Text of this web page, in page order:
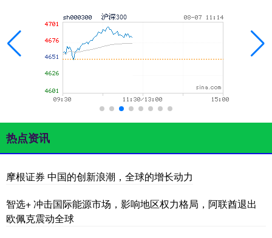
热点资讯
摩根证券 中国的创新浪潮，全球的增长动力
智选+ 冲击国际能源市场，影响地区权力格局，阿联酋退出
欧佩克震动全球